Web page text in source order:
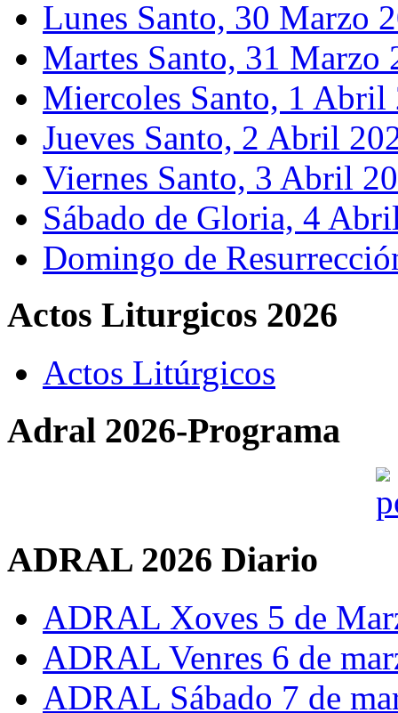
Lunes Santo, 30 Marzo
Martes Santo, 31 Marzo
Miercoles Santo, 1 Abril
Jueves Santo, 2 Abril
Viernes Santo, 3 Abril
Sábado de Gloria, 4
Domingo de
Actos Liturgicos 2026
Actos Litúrgicos
Adral 2026-Programa
ADRAL 2026 Diario
ADRAL Xoves 5 de
ADRAL Venres 6 de
ADRAL Sábado 7 de